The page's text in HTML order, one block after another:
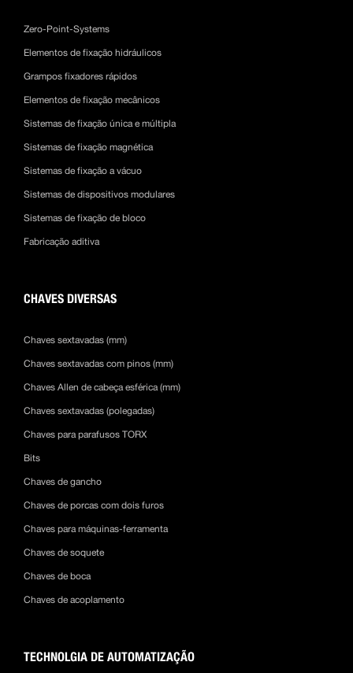
Zero-Point-Systems
Elementos de fixação hidráulicos
Grampos fixadores rápidos
Elementos de fixação mecânicos
Sistemas de fixação única e múltipla
Sistemas de fixação magnética
Sistemas de fixação a vácuo
Sistemas de dispositivos modulares
Sistemas de fixação de bloco
Fabricação aditiva
CHAVES DIVERSAS
Chaves sextavadas (mm)
Chaves sextavadas com pinos (mm)
Chaves Allen de cabeça esférica (mm)
Chaves sextavadas (polegadas)
Chaves para parafusos TORX
Bits
Chaves de gancho
Chaves de porcas com dois furos
Chaves para máquinas-ferramenta
Chaves de soquete
Chaves de boca
Chaves de acoplamento
TECHNOLGIA DE AUTOMATIZAÇÃO